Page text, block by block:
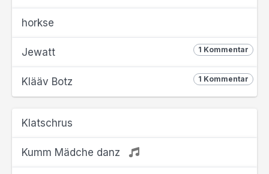
horkse
1 Kommentar
Jewatt
1 Kommentar
Klääv Botz
Klatschrus
Kumm Mädche danz